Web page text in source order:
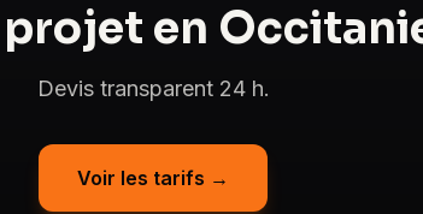
en
Devis transparent 24 h.
Voir les tarifs →